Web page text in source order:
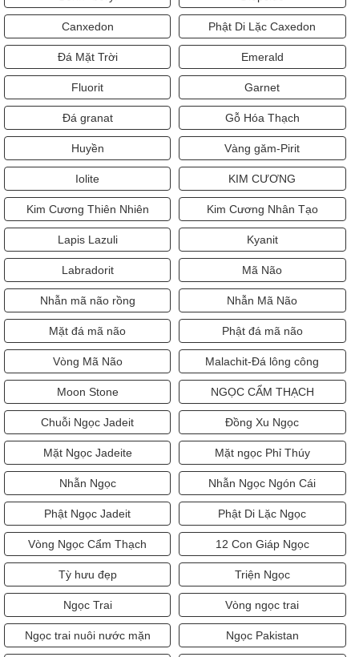
Canxedon Phật Di Lặc Caxedon
Đá Mặt Trời Emerald
Fluorit Garnet
Đá granat Gỗ Hóa Thạch
Huyền Vàng găm-Pirit
Iolite KIM CƯƠNG
Kim Cương Thiên Nhiên Kim Cương Nhân Tạo
Lapis Lazuli Kyanit
Labradorit Mã Não
Nhẫn mã não rồng Nhẫn Mã Não
Mặt đá mã não Phật đá mã não
Vòng Mã Não Malachit-Đá lông công
Moon Stone NGỌC CẨM THẠCH
Chuỗi Ngọc Jadeit Đồng Xu Ngọc
Mặt Ngọc Jadeite Mặt ngọc Phỉ Thúy
Nhẫn Ngọc Nhẫn Ngọc Ngón Cái
Phật Ngọc Jadeit Phật Di Lặc Ngọc
Vòng Ngọc Cẩm Thạch 12 Con Giáp Ngọc
Tỳ hưu đẹp Triện Ngọc
Ngọc Trai Vòng ngọc trai
Ngọc trai nuôi nước mặn Ngọc Pakistan